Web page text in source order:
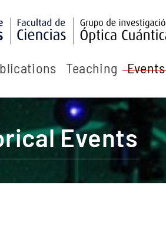
Teaching Events
Events